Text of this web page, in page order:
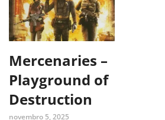
Mercenaries –
Playground of
Destruction
novembro 5, 2025